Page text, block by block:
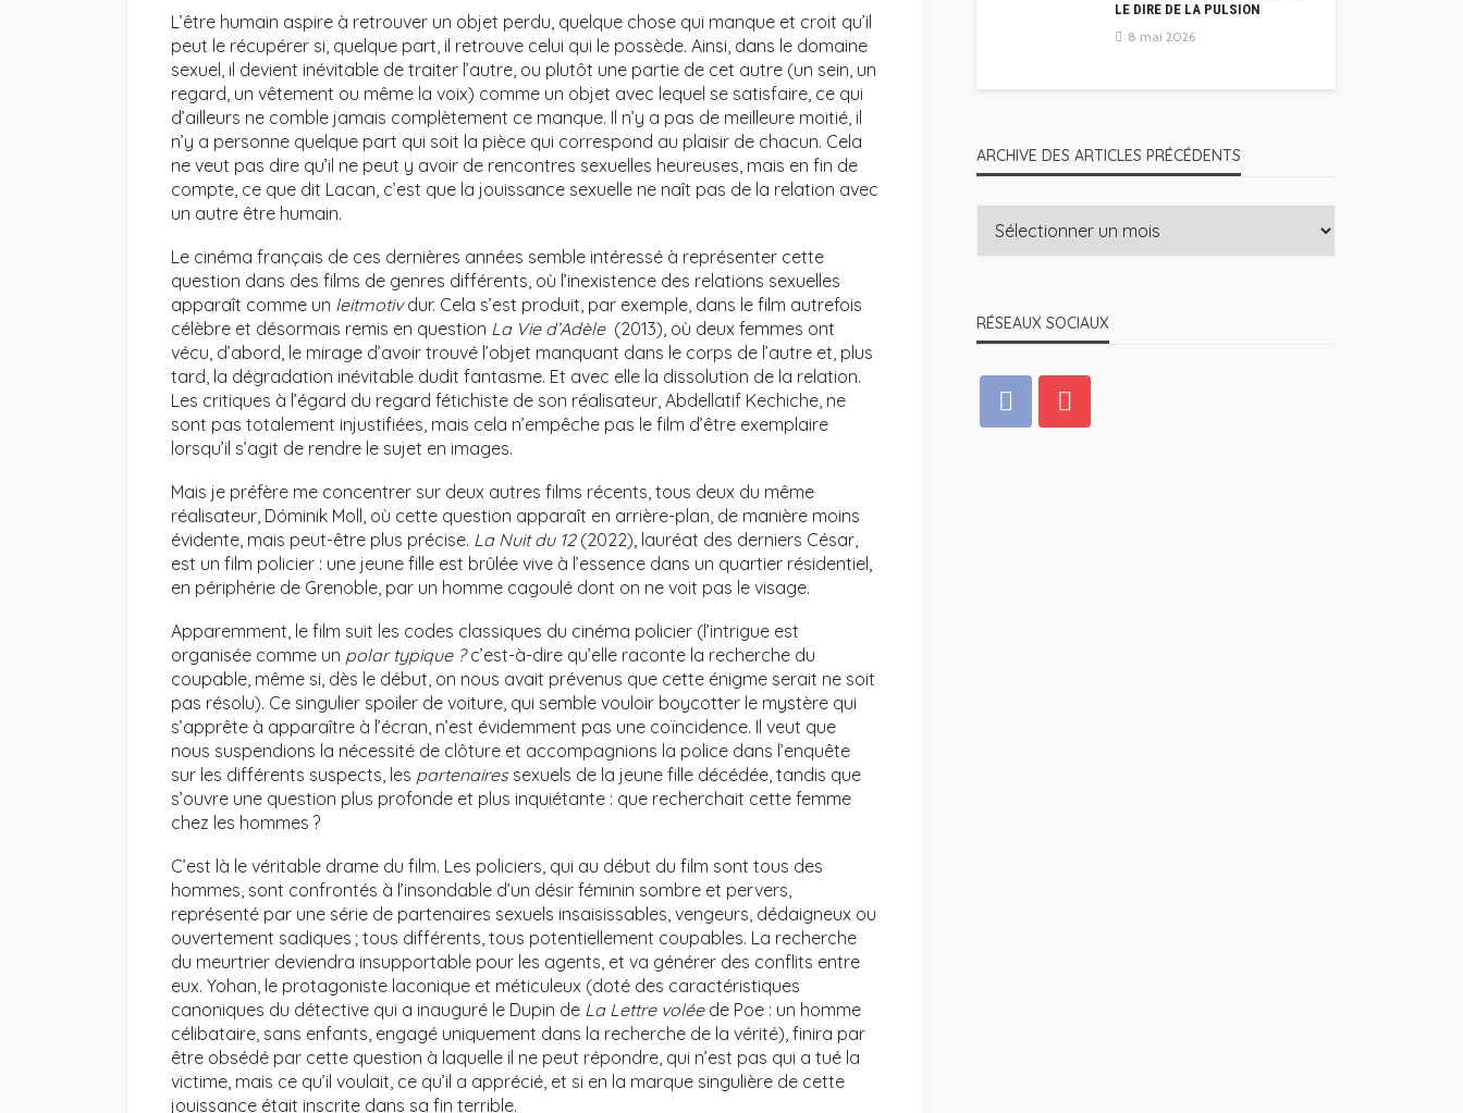
L’être humain aspire à retrouver un objet perdu, quelque chose qui manque et croit qu’il
peut le récupérer si, quelque part, il retrouve celui qui le possède. Ainsi, dans le domaine
sexuel, il devient inévitable de traiter l’autre, ou plutôt une partie de cet autre (un sein, un
regard, un vêtement ou même la voix) comme un objet avec lequel se satisfaire, ce qui
d’ailleurs ne comble jamais complètement ce manque. Il n’y a pas de meilleure moitié, il
n’y a personne quelque part qui soit la pièce qui correspond au plaisir de chacun. Cela
ne veut pas dire qu’il ne peut y avoir de rencontres sexuelles heureuses, mais en fin de
compte, ce que dit Lacan, c’est que la jouissance sexuelle ne naît pas de la relation avec
un autre être humain.
Le cinéma français de ces dernières années semble intéressé à représenter cette
question dans des films de genres différents, où l’inexistence des relations sexuelles
apparaît comme un leitmotivdur. Cela s’est produit, par exemple, dans le film autrefois
célèbre et désormais remis en question La Vie d’Adèle(2013), où deux femmes ont
vécu, d’abord, le mirage d’avoir trouvé l’objet manquant dans le corps de l’autre et, plus
tard, la dégradation inévitable dudit fantasme. Et avec elle la dissolution de la relation.
Les critiques à l’égard du regard fétichiste de son réalisateur, Abdellatif Kechiche, ne
sont pas totalement injustifiées, mais cela n’empêche pas le film d’être exemplaire
lorsqu’il s’agit de rendre le sujet en images.
Mais je préfère me concentrer sur deux autres films récents, tous deux du même
réalisateur, Dóminik Moll, où cette question apparaît en arrière-plan, de manière moins
évidente, mais peut-être plus précise. La Nuit du 12(2022), lauréat des derniers César,
est un film policier : une jeune fille est brûlée vive à l’essence dans un quartier résidentiel,
en périphérie de Grenoble, par un homme cagoulé dont on ne voit pas le visage.
Apparemment, le film suit les codes classiques du cinéma policier (l’intrigue est
organisée comme un polar typique ?c’est-à-dire qu’elle raconte la recherche du
coupable, même si, dès le début, on nous avait prévenus que cette énigme serait ne soit
pas résolu). Ce singulier spoiler de voiture, qui semble vouloir boycotter le mystère qui
s’apprête à apparaître à l’écran, n’est évidemment pas une coïncidence. Il veut que
nous suspendions la nécessité de clôture et accompagnions la police dans l’enquête
sur les différents suspects, les partenaires sexuels de la jeune fille décédée, tandis que
s’ouvre une question plus profonde et plus inquiétante : que recherchait cette femme
chez les hommes ?
C’est là le véritable drame du film. Les policiers, qui au début du film sont tous des
hommes, sont confrontés à l’insondable d’un désir féminin sombre et pervers,
représenté par une série de partenaires sexuels insaisissables, vengeurs, dédaigneux ou
ouvertement sadiques ; tous différents, tous potentiellement coupables. La recherche
du meurtrier deviendra insupportable pour les agents, et va générer des conflits entre
eux. Yohan, le protagoniste laconique et méticuleux (doté des caractéristiques
canoniques du détective qui a inauguré le Dupin de La Lettre voléede Poe : un homme
célibataire, sans enfants, engagé uniquement dans la recherche de la vérité), finira par
être obsédé par cette question à laquelle il ne peut répondre, qui n’est pas qui a tué la
victime, mais ce qu’il voulait, ce qu’il a apprécié, et si en la marque singulière de cette
jouissance était inscrite dans sa fin terrible.
LE DIRE DE LA PULSION
8 mai 2026
ARCHIVE DES ARTICLES PRÉCÉDENTS
RÉSEAUX SOCIAUX